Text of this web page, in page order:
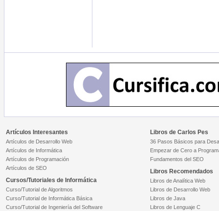
Artículos Interesantes
Artículos de Desarrollo Web
Artículos de Informática
Artículos de Programación
Artículos de SEO
Cursos/Tutoriales de Informática
Curso/Tutorial de Algoritmos
Curso/Tutorial de Informática Básica
Curso/Tutorial de Ingeniería del Software
Libros de Carlos Pes
36 Pasos Básicos para
Empezar de Cero a
Fundamentos del SEO
Libros Recomendados
Libros de Analítica Web
Libros de Desarrollo Web
Libros de Java
Libros de Lenguaje C